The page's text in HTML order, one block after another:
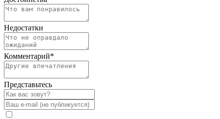
Недостатки
Комментарий*
Представьтесь